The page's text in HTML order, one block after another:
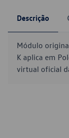
Descrição
Módulo
K aplica em
virtual oficial